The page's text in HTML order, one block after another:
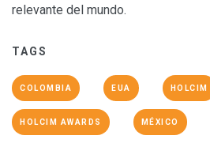
relevante del mundo.
TAGS
COLOMBIA EUA HOLCIM
HOLCIM AWARDS MÉXICO